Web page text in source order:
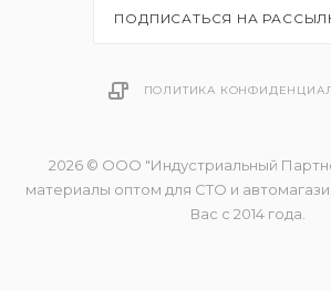
ПОДПИСАТЬСЯ НА
ПОЛИТИКА
2026 © ООО "Индустриальный
материалы оптом для СТО и
Вас с 2014 года.